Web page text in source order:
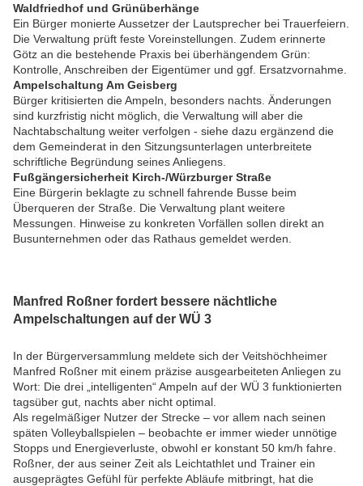
Waldfriedhof und Grünüberhänge
Ein Bürger monierte Aussetzer der Lautsprecher bei Trauerfeiern.
Die Verwaltung prüft feste Voreinstellungen. Zudem erinnerte
Götz an die bestehende Praxis bei überhängendem Grün:
Kontrolle, Anschreiben der Eigentümer und ggf. Ersatzvornahme.
Ampelschaltung Am Geisberg
Bürger kritisierten die Ampeln, besonders nachts. Änderungen
sind kurzfristig nicht möglich, die Verwaltung will aber die
Nachtabschaltung weiter verfolgen - siehe dazu ergänzend die
dem Gemeinderat in den Sitzungsunterlagen unterbreitete
schriftliche Begründung seines Anliegens.
Fußgängersicherheit Kirch-/Würzburger Straße
Eine Bürgerin beklagte zu schnell fahrende Busse beim
Überqueren der Straße. Die Verwaltung plant weitere
Messungen. Hinweise zu konkreten Vorfällen sollen direkt an
Busunternehmen oder das Rathaus gemeldet werden.
Manfred Roßner fordert bessere nächtliche
Ampelschaltungen auf der WÜ 3
In der Bürgerversammlung meldete sich der Veitshöchheimer
Manfred Roßner mit einem präzise ausgearbeiteten Anliegen zu
Wort: Die drei „intelligenten“ Ampeln auf der WÜ 3 funktionierten
tagsüber gut, nachts aber nicht optimal.
Als regelmäßiger Nutzer der Strecke – vor allem nach seinen
späten Volleyballspielen – beobachte er immer wieder unnötige
Stopps und Energieverluste, obwohl er konstant 50 km/h fahre.
Roßner, der aus seiner Zeit als Leichtathlet und Trainer ein
ausgeprägtes Gefühl für perfekte Abläufe mitbringt, hat die